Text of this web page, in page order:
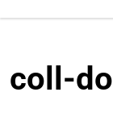
coll-